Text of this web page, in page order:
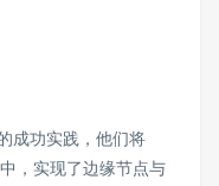
成功实践，他们将
，实现了边缘节点与